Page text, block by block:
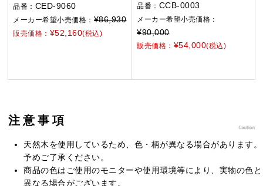
品番： CED-9060
メーカー希望小売価格： ¥86,930
販売価格： ¥52,160(税込)
品番： CCB-0003
メーカー希望小売価格：
¥90,000
販売価格： ¥54,000(税込)
注意事項
天然木を使用しているため、色・柄が異なる場合があります。
予めご了承ください。
商品の色はご使用のモニターや使用環境等により、実物の色と
異なる場合がございます。